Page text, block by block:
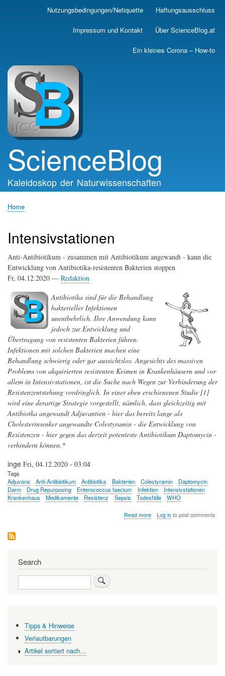
Skip
main
Nutzungsbedingungen/Netiquette Haftungsausschluss
Impressum und Kontakt Über ScienceBlog.at
Ein kleines Corona – How-to
ScienceBlog
Kaleidoskop der Naturwissenschaften
Home
Intensivstationen
Anti-Antibiotikum - zusammen mit Antibiotikum angewandt - kann die
Entwicklung von Antibiotika-resistenten Bakterien stoppen
Fr, 04.12.2020 — Redaktion
Antibiotika sind für die Behandlung
bakterieller Infektionen
unentbehrlich. Ihre Anwendung kann
jedoch zur Entwicklung und
Übertragung von resistenten Bakterien führen.
Infektionen mit solchen Bakterien machen eine
Behandlung schwierig oder gar aussichtslos. Angesichts des massiven
Problems von akquirierten resistenten Keimen in Krankenhäusern und vor
allem in Intensivstationen, ist die Suche nach Wegen zur Verhinderung der
Resistenzentstehung vordringlich. In einer eben erschienenen Studie [1]
wird eine derartige Strategie vorgestellt, nämlich, dass gleichzeitig mit
Antibiotka angewandt Adjuvantien - hier das bereits lange als
Cholesterinsenker angewandte Colestyramin - die Entwicklung von
Resistenzen - hier gegen das derzeit potenteste Antibiotikum Daptomycin -
verhindern können.*
inge Fri, 04.12.2020 - 03:04
Tags
Adjuvans
Anti-Antibiotikum Antibiotika Bakterien Colestyramin
Daptomycin
Darm
Drug Repurposing Enterococcus faecium Infektion
Intensivstationen
Krankenhaus
Medikamente Resistenz Sepsis Todesfälle WHO
Read moreabout
Anti-
angewandt
Log into post comments
Search
Search
Tipps & Hinweise
Verlautbarungen
Artikel sortiert nach…